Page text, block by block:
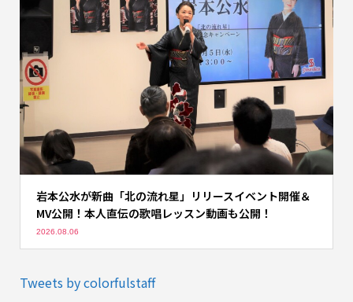
岩本公水が新曲「北の流れ星」リリースイベント開催＆
MV公開！本人直伝の歌唱レッスン動画も公開！
2026.08.06
Tweets by colorfulstaff